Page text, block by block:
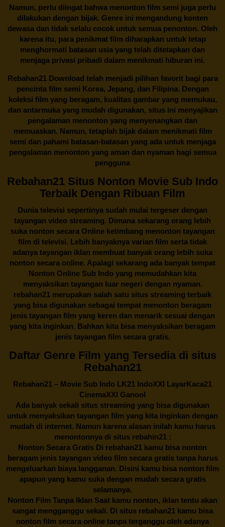
Namun, perlu diingat bahwa menonton film semi juga perlu
dilakukan dengan bijak. Genre ini mengandung konten
dewasa dan tidak selalu cocok untuk semua penonton. Oleh
karena itu, para penikmat film diharapkan untuk tetap
menghormati batasan usia yang telah ditetapkan dan
menjaga privasi pribadi dalam menikmati hiburan ini.
Rebahan21Download telah menjadi pilihan favorit bagi para
pencinta film semi Korea, Jepang, dan Filipina. Dengan
koleksi film yang beragam, kualitas gambar yang memukau,
dan antarmuka yang mudah digunakan, situs ini menyajikan
pengalaman menonton yang menyenangkan dan
memuaskan. Namun, tetaplah bijak dalam menikmati film
semi dan pahami batasan-batasan yang ada untuk menjaga
pengalaman menonton yang aman dan nyaman bagi semua
pengguna
Rebahan21 Situs Nonton Movie Sub Indo
Terbaik Dengan Ribuan Film
Dunia televisi sepertinya sudah mulai tergeser dengan
tayangan video streaming. Dimana sekarang orang lebih
suka nonton secara Online ketimbang menonton tayangan
film di televisi. Lebih banyaknya varian film serta tidak
adanya tayangan iklan membuat banyak orang lebih suka
nonton secara online. Apalagi sekarang ada banyak tempat
Nonton Online Sub Indo yang memudahkan kita
menyaksikan tayangan luar negeri dengan nyaman.
rebahan21 merupakan salah satu situs streaming terbaik
yang bisa digunakan sebagai tempat menonton beragam
jenis tayangan film yang keren dan menarik sesuai dengan
yang kita inginkan. Bahkan kita bisa menyaksikan beragam
jenis tayangan film secara gratis.
Daftar Genre Film yang Tersedia di situs
Rebahan21
Rebahan21 – Movie Sub Indo LK21 IndoXXI LayarKaca21
CinemaXXI Ganool
Ada banyak sekali situs streaming yang bisa digunakan
untuk menyaksikan tayangan film yang kita inginkan dengan
mudah di internet. Namun karena alasan inilah kamu harus
menontonnya di situs rebahin21 :
Nonton Secara Gratis Di rebahan21 kamu bisa nonton
beragam jenis tayangan video film secara gratis tanpa harus
mengeluarkan biaya langganan. Disini kamu bisa nonton film
apapun yang kamu suka dengan mudah secara gratis
selamanya.
Nonton Film Tanpa Iklan Saat kamu nonton, iklan tentu akan
sangat mengganggu sekali. Di situs rebahan21 kamu bisa
nonton film secara online tanpa terganggu oleh adanya